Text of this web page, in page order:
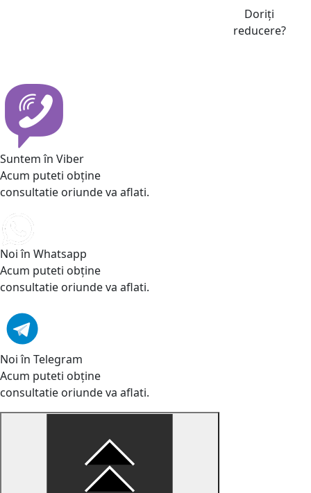
Doriți
reducere?
Suntem în Viber
Acum puteti obține
consultatie oriunde va aflati.
Noi în Whatsapp
Acum puteti obține
consultatie oriunde va aflati.
Noi în Telegram
Acum puteti obține
consultatie oriunde va aflati.